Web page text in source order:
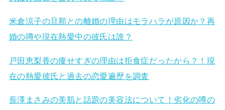
米倉涼子の旦那との離婚の理由はモラハラが原因か？再
婚の噂や現在熱愛中の彼氏は誰？
戸田恵梨香の痩せすぎの理由は拒食症だったから？！現
在の熱愛彼氏と過去の恋愛遍歴を調査
長澤まさみの美肌と話題の美容法について！劣化の噂の